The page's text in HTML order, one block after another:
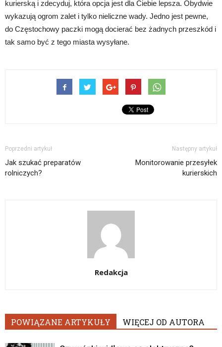
kurierską i zdecyduj, która opcja jest dla Ciebie lepsza. Obydwie
wykazują ogrom zalet i tylko nieliczne wady. Jedno jest pewne,
do Częstochowy paczki mogą docierać bez żadnych przeszkód i
tak samo być z tego miasta wysyłane.
Poprzedni artykuł
Jak szukać preparatów
rolniczych?
Następny artykuł
Monitorowanie przesyłek
kurierskich
Redakcja
POWIĄZANE ARTYKUŁY WIĘCEJ OD AUTORA